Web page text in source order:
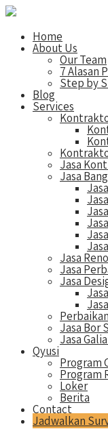
Home
About Us
Our Team
7 Alasan
Step by
Blog
Services
Jasa
Jasa
Jasa
Jasa
Jasa
Jasa Bor
Jasa
Qyusi
Program
Program
Loker
Berita
Contact
Jadwalkan